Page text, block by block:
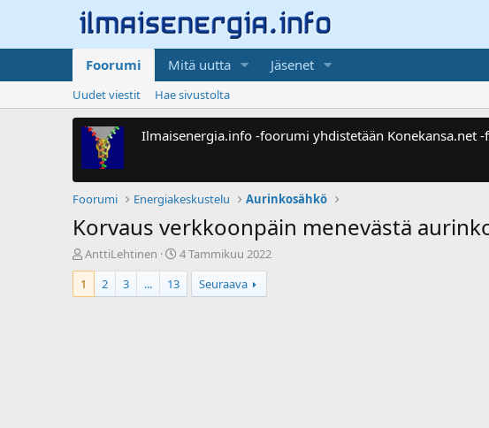
Foorumi Mitä uutta Jäsenet
Uudet viestit Hae sivustolta
Ilmaisenergia.info -foorumi yhdistetään Konekansa.net
Foorumi Energiakeskustelu Aurinkosähkö
Korvaus verkkoonpäin menevästä
V
i
e
s
AnttiLehtinen
A
l
o
i
4 Tammikuu 2022
1
2 3 ... 13 Seuraava